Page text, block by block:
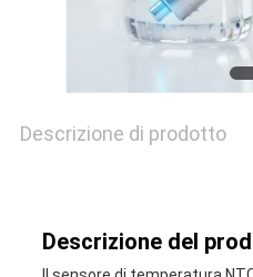
SITO
POLICY
Descrizione di prodotto
Descrizione del